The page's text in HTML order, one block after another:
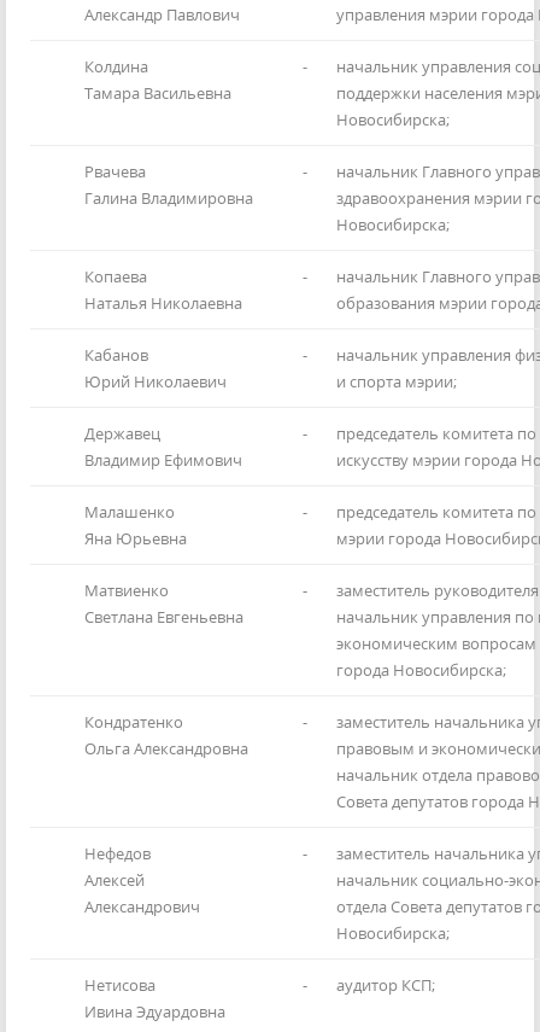
Александр Павлович
управления мэрии
Колдина
Тамара Васильевна
-
начальник управления
поддержки населения
Новосибирска;
Рвачева
Галина Владимировна
-
начальник Главного
здравоохранения мэрии
Новосибирска;
Копаева
Наталья Николаевна
-
начальник Главного
образования мэрии
Кабанов
Юрий Николаевич
-
начальник управления
и спорта мэрии;
Державец
Владимир Ефимович
-
председатель комитета
искусству мэрии города
Малашенко
Яна Юрьевна
-
председатель комитета
мэрии города
Матвиенко
Светлана Евгеньевна
-
заместитель
начальник управления
экономическим вопросам
города Новосибирска;
Кондратенко
Ольга Александровна
-
заместитель начальника
правовым и
начальник отдела
Совета депутатов города
Нефедов
Алексей
Александрович
-
заместитель начальника
начальник социально-
отдела Совета депутатов
Новосибирска;
Нетисова
Ивина Эдуардовна
- аудитор КСП;